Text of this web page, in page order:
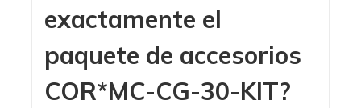
exactamente el
paquete de accesorios
COR*MC-CG-30-KIT?